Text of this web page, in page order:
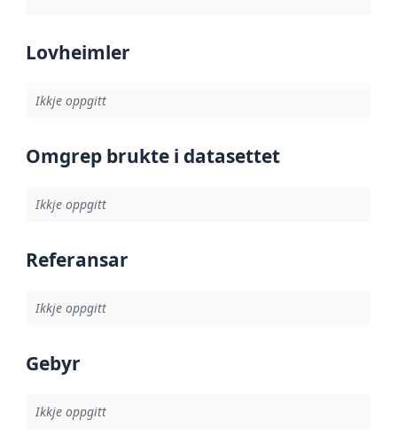
Lovheimler
Ikkje oppgitt
Omgrep brukte i datasettet
Ikkje oppgitt
Referansar
Ikkje oppgitt
Gebyr
Ikkje oppgitt